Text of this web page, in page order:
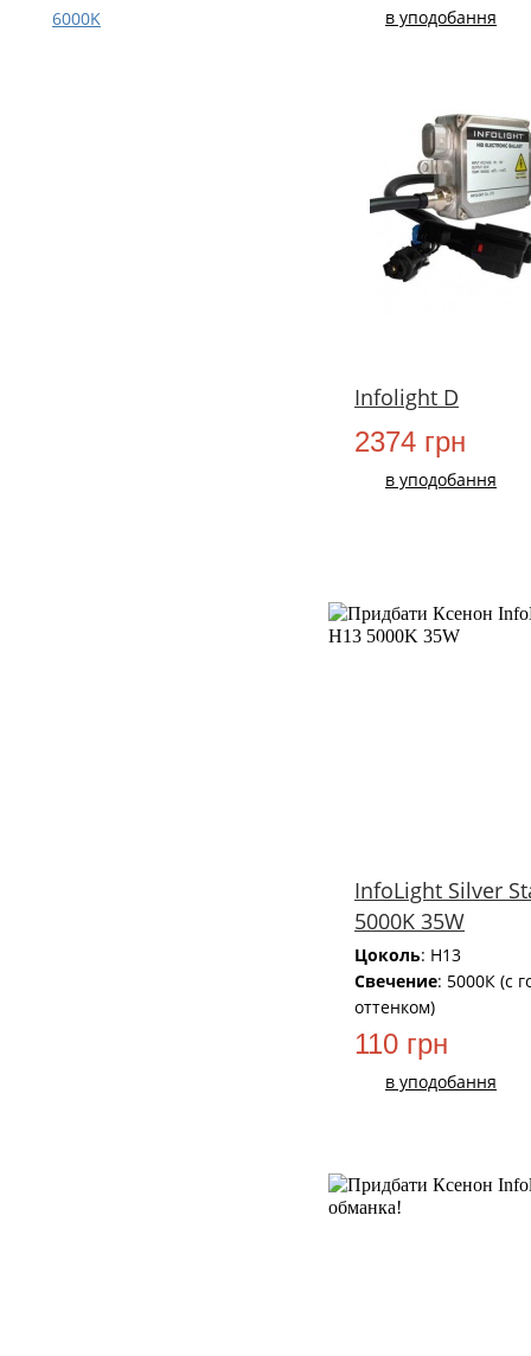
6000K
в уподобання
Infolight D
2374 грн
в уподобання
InfoLight Silver
5000K 35W
Цоколь: H13
Свечение: 5000К (с
оттенком)
110 грн
в уподобання